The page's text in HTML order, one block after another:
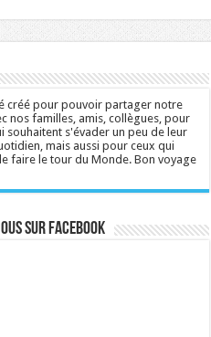
créé pour pouvoir partager notre
nos familles, amis, collègues, pour
souhaitent s'évader un peu de leur
mais aussi pour ceux qui
faire le tour du Monde. Bon voyage
sur Facebook